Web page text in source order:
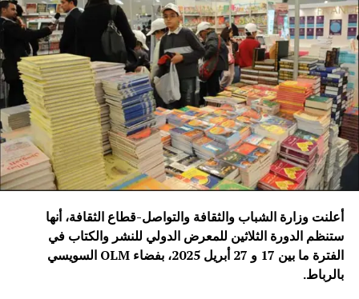
أعلنت وزارة الشباب والثقافة والتواصل-قطاع الثقافة، أنها
ستنظم الدورة الثلاثين للمعرض الدولي للنشر والكتاب في
الفترة ما بين 17 و 27 أبريل 2025، بفضاء
السويسي
بالرباط.